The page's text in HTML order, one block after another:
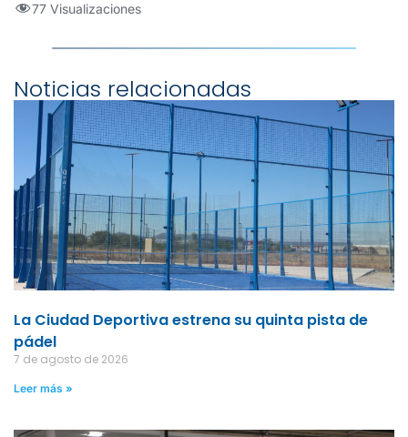
77 Visualizaciones
Noticias relacionadas
La Ciudad Deportiva estrena su quinta pista de
pádel
7 de agosto de 2026
Leer más »